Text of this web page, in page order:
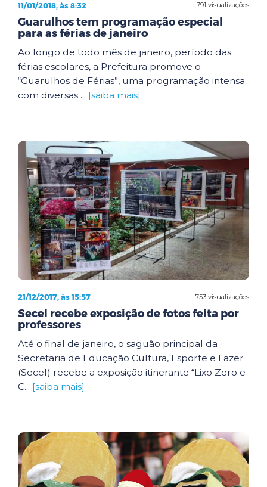
791 visualizações
11/01/2018, às 8:32
Guarulhos tem programação especial
para as férias de janeiro
Ao longo de todo mês de janeiro, período das
férias escolares, a Prefeitura promove o
“Guarulhos de Férias”, uma programação intensa
com diversas ... [saiba mais]
753 visualizações
21/12/2017, às 15:57
Secel recebe exposição de fotos feita por
professores
Até o final de janeiro, o saguão principal da
Secretaria de Educação Cultura, Esporte e Lazer
(Secel) recebe a exposição itinerante “Lixo Zero e
C... [saiba mais]